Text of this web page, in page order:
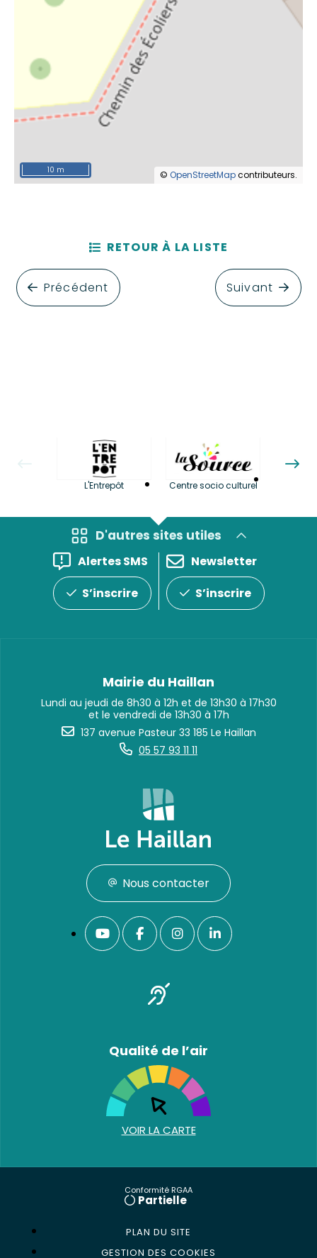
© OpenStreetMapcontributeurs.
10 m
Précédent
RETOUR À LA LISTE
Suivant
L'Entrepôt Centre socio culturel
D'autres sites utiles
Alertes SMS
S’inscrire
Newsletter
S’inscrire
Mairie du Haillan
Lundi au jeudi de 8h30 à 12h et de 13h30 à 17h30
et le vendredi de 13h30 à 17h
137 avenue Pasteur 33 185 Le Haillan
05 57 93 11 11
Nous contacter
Qualité de l’air
VOIR LA CARTE
Conformité RGAA
Partielle
PLAN DU SITE
GESTION DES COOKIES